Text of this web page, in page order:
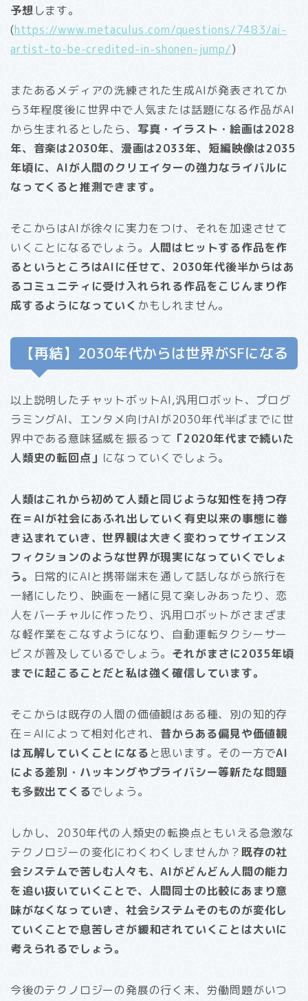
予想します。
(https://www.metaculus.com/questions/7483/ai-
artist-to-be-credited-in-shonen-jump/)
またあるメディアの洗練された生成AIが発表されてか
ら3年程度後に世界中で人気または話題になる作品がAI
から生まれるとしたら、 写真・イラスト・絵画は2028
年、音楽は2030年、漫画は2033年、短編映像は2035
年頃に、AIが人間のクリエイターの強力なライバルに
なってくると推測できます。
そこからはAIが徐々に実力をつけ、それを加速させて
いくことになるでしょう。 人間はヒットする作品を作
るというところはAIに任せて、2030年代後半からはあ
るコミュニティに受け入れられる作品をこじんまり作
成するようになっていく かもしれません。
【再結】2030年代からは世界がSFになる
以上説明したチャットボットAI,汎用ロボット、プログ
ラミングAI、エンタメ向けAIが2030年代半ばまでに世
界中である意味猛威を振るって 「2020年代まで続いた
人類史の転回点」 になっていくでしょう。
人類はこれから初めて人類と同じような知性を持つ存
在＝AIが社会にあふれ出していく有史以来の事態に巻
き込まれていき、世界観は大きく変わってサイエンス
フィクションのような世界が現実になっていくでしょ
う。 日常的にAIと携帯端末を通して話しながら旅行を
一緒にしたり、映画を一緒に見て楽しみあったり、恋
人をバーチャルに作ったり、汎用ロボットがさまざま
な軽作業をこなすようになり、自動運転タクシーサー
ビスが普及しているでしょう。 それがまさに2035年頃
までに起こることだと私は強く確信しています。
そこからは既存の人間の価値観はある種、別の知的存
在＝AIによって相対化され、 昔からある偏見や価値観
は瓦解していくことになると思います。その一方でAI
による差別・ハッキングやプライバシー等新たな問題
も多数出てくるでしょう。
しかし、2030年代の人類史の転換点ともいえる急激な
テクノロジーの変化にわくわくしませんか？既存の社
会システムで苦しむ人々も、AIがどんどん人間の能力
を追い抜いていくことで、人間同士の比較にあまり意
味がなくなっていき、社会システムそのものが変化し
ていくことで息苦しさが緩和されていくことは大いに
考えられるでしょう。
今後のテクノロジーの発展の行く末、労働問題がいつ